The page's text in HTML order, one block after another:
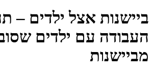
ביישנות אצל ילדים –
העבודה עם ילדים
מביישנות